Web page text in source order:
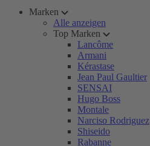
Marken
Alle anzeigen
Top Marken
Lancôme
Armani
Kérastase
Jean Paul Gaultier
SENSAI
Hugo Boss
Montale
Narciso Rodriguez
Shiseido
Rabanne